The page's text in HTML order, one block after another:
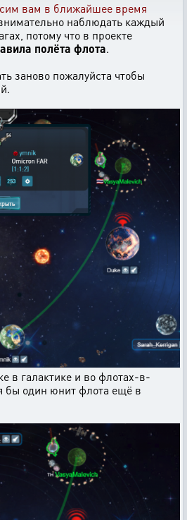
вам в ближайшее время
внимательно наблюдать каждый
потому что в проекте
полёта флота.
заново пожалуйста чтобы
в галактике и во флотах-в-
бы один юнит флота ещё в